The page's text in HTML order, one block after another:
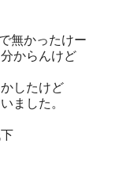
無かったけー
からんけど
したけど
ました。